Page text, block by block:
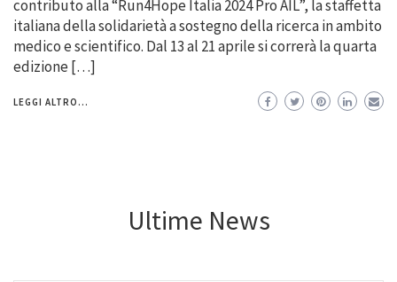
contributo alla “Run4Hope Italia 2024 Pro AIL”, la staffetta
italiana della solidarietà a sostegno della ricerca in ambito
medico e scientifico. Dal 13 al 21 aprile si correrà la quarta
edizione […]
LEGGI ALTRO...
Ultime News